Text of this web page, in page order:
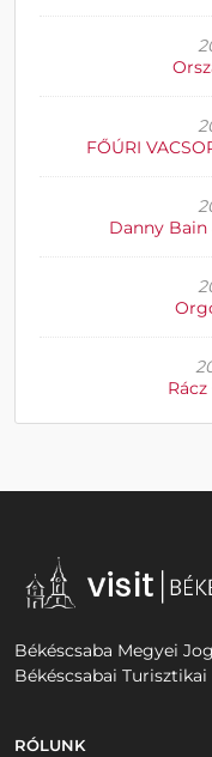
FŐÚRI
Danny Bain
Békéscsaba Megyei
Békéscsabai
RÓLUNK